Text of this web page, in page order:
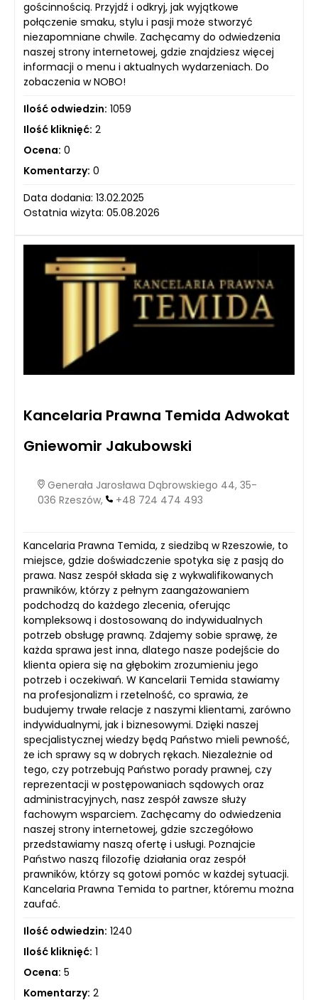
gościnnością. Przyjdź i odkryj, jak wyjątkowe
połączenie smaku, stylu i pasji może stworzyć
niezapomniane chwile. Zachęcamy do odwiedzenia
naszej strony internetowej, gdzie znajdziesz więcej
informacji o menu i aktualnych wydarzeniach. Do
zobaczenia w NOBO!
Ilość odwiedzin: 1059
Ilość kliknięć: 2
Ocena: 0
Komentarzy: 0
Data dodania: 13.02.2025
Ostatnia wizyta: 05.08.2026
Kancelaria Prawna Temida Adwokat
Gniewomir Jakubowski
Generała Jarosława Dąbrowskiego 44, 35-
036 Rzeszów,
+48 724 474 493
Kancelaria Prawna Temida, z siedzibą w Rzeszowie, to
miejsce, gdzie doświadczenie spotyka się z pasją do
prawa. Nasz zespół składa się z wykwalifikowanych
prawników, którzy z pełnym zaangażowaniem
podchodzą do każdego zlecenia, oferując
kompleksową i dostosowaną do indywidualnych
potrzeb obsługę prawną. Zdajemy sobie sprawę, że
każda sprawa jest inna, dlatego nasze podejście do
klienta opiera się na głębokim zrozumieniu jego
potrzeb i oczekiwań. W Kancelarii Temida stawiamy
na profesjonalizm i rzetelność, co sprawia, że
budujemy trwałe relacje z naszymi klientami, zarówno
indywidualnymi, jak i biznesowymi. Dzięki naszej
specjalistycznej wiedzy będą Państwo mieli pewność,
że ich sprawy są w dobrych rękach. Niezależnie od
tego, czy potrzebują Państwo porady prawnej, czy
reprezentacji w postępowaniach sądowych oraz
administracyjnych, nasz zespół zawsze służy
fachowym wsparciem. Zachęcamy do odwiedzenia
naszej strony internetowej, gdzie szczegółowo
przedstawiamy naszą ofertę i usługi. Poznajcie
Państwo naszą filozofię działania oraz zespół
prawników, którzy są gotowi pomóc w każdej sytuacji.
Kancelaria Prawna Temida to partner, któremu można
zaufać.
Ilość odwiedzin: 1240
Ilość kliknięć: 1
Ocena: 5
Komentarzy: 2